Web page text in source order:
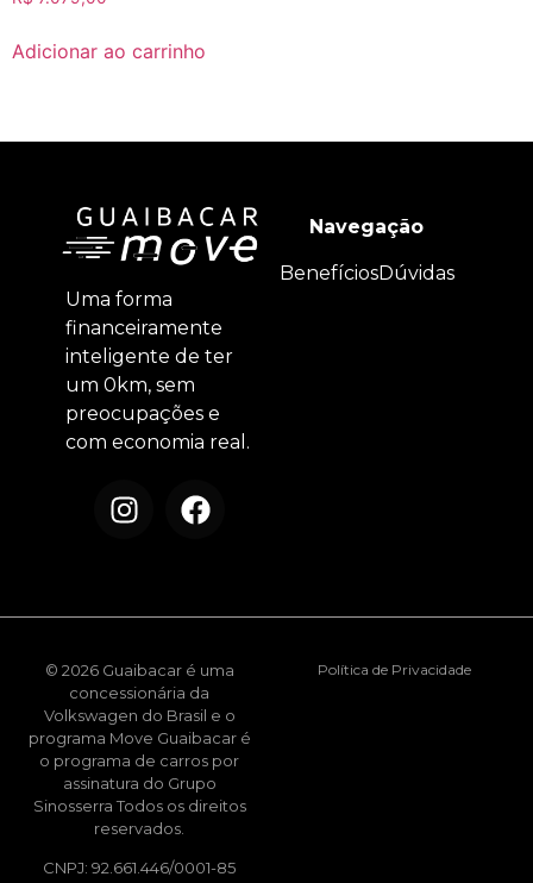
Adicionar ao carrinho
Uma forma
financeiramente
inteligente de ter
um 0km, sem
preocupações e
com economia real.
Navegação
BenefíciosDúvidas
© 2026 Guaibacar é uma
concessionária da
Volkswagen do Brasil e o
programa Move Guaibacar é
o programa de carros por
assinatura do Grupo
Sinosserra Todos os direitos
reservados.
CNPJ: 92.661.446/0001-85
Política de Privacidade